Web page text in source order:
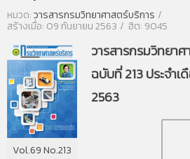
หมวด:วารสารกรมวิทยาศาสตร์บริการ
สร้างเมื่อ: 09 กันยายน 2563 ฮิต: 9045
Vol.69 No.213
วารสารกรมวิทยา
ฉบับที่ 213 ประจำ
2563